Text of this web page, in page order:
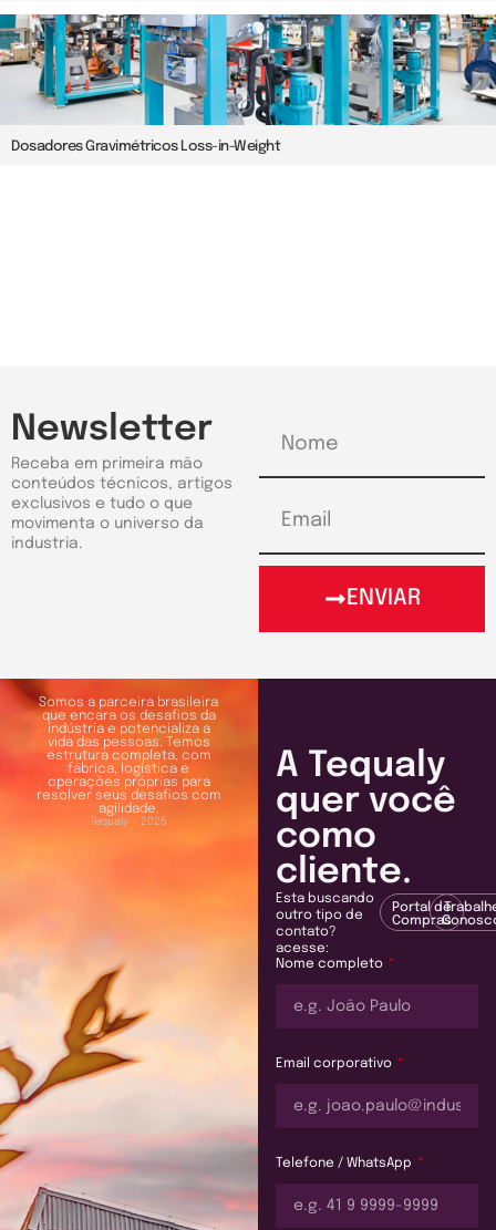
Dosadores Gravimétricos Loss-in-Weight
Newsletter
Receba em primeira mão
conteúdos técnicos, artigos
exclusivos e tudo o que
movimenta o universo da
industria.
ENVIAR
Somos a parceira brasileira
que encara os desafios da
indústria e potencializa a
vida das pessoas. Temos
estrutura completa, com
fábrica, logística e
operações próprias para
resolver seus desafios com
agilidade.
Tequaly - 2025
A Tequaly
quer você
como
cliente.
Esta buscando
outro tipo de
contato?
acesse:
Portal de
Compras
Nome completo
Email corporativo
Telefone / WhatsApp